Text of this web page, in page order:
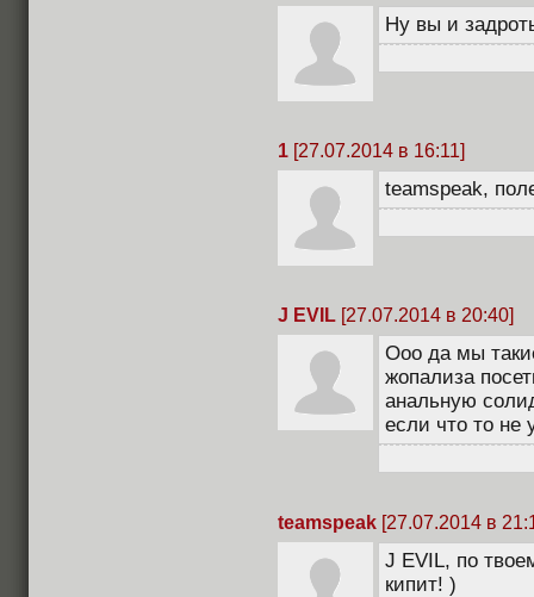
Ну вы и
1 [27.07.2014 в 16:11]
teamspeak,
J EVIL [27.07.2014 в 20:40]
Ооо да мы
жопализа
анальную
если что то не
teamspeak [27.07.2014 в
J EVIL, по
кипит! )